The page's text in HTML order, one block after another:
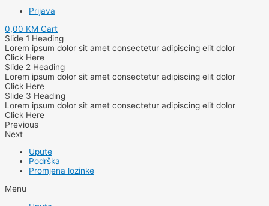
Prijava
0,00 KM Cart
Slide 1 Heading
Lorem ipsum dolor sit amet consectetur adipiscing elit dolor
Click Here
Slide 2 Heading
Lorem ipsum dolor sit amet consectetur adipiscing elit dolor
Click Here
Slide 3 Heading
Lorem ipsum dolor sit amet consectetur adipiscing elit dolor
Click Here
Previous
Next
Upute
Podrška
Promjena lozinke
Menu